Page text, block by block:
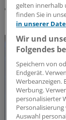
DAS
gelten innerhalb
finden Sie in
in unserer
Wir und
Folgendes
Speichern von
Endgerät.
Werbeanzeigen.
Werbung.
personalisierter
Auswahl